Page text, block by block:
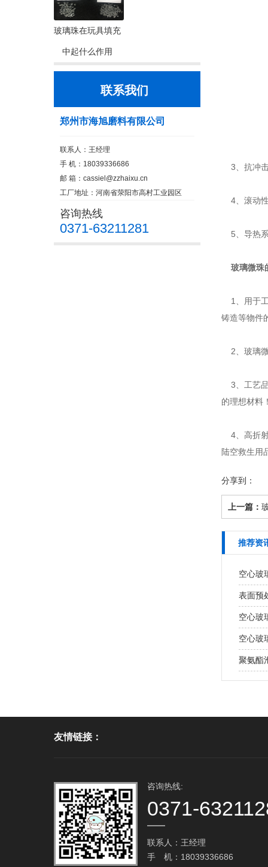
玻璃珠在玩具填充
中起什么作用
联系我们
郑州市海旭磨料有限公司
联系人：王经理
手 机：18039336686
邮 箱： cassiel@zzhaixu.cn
工厂地址：河南省荥阳市高村工业园区
咨询热线
0371-63211281
3、抗冲击
4、滚动
5、导热系
玻璃微珠
1、用于工
铸造等物件
2、玻璃微
3、工艺品
的理想材料
4、高折
陆空救生用
分享到：
上一篇：
推荐资
空心玻
表面预
空心玻
空心玻
聚氨酯
友情链接：
咨询热线:
0371-
联系人：王经理
手 机：18039336686